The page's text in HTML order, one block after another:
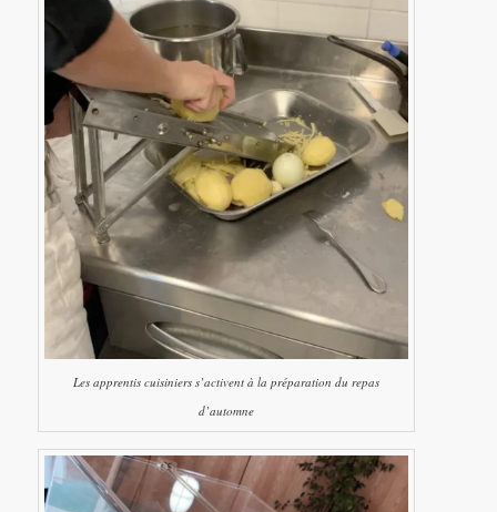
Les apprentis cuisiniers s’activent à la préparation du repas
d’automne